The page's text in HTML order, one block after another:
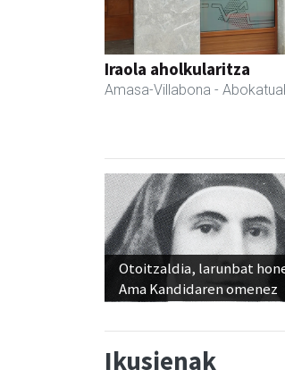
Iraola aholkularitza
Amasa-Villabona -
Otoitzaldia, larunbat
Ama Kandidaren omenez
Ikusienak